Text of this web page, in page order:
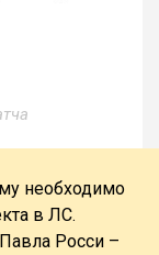
необходимо
в ЛС.
Росси –